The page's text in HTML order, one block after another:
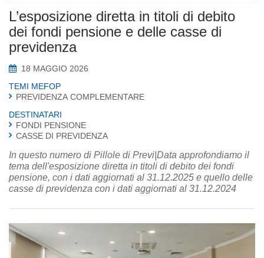
L’esposizione diretta in titoli di debito
dei fondi pensione e delle casse di
previdenza
18 MAGGIO 2026
TEMI MEFOP
PREVIDENZA COMPLEMENTARE
DESTINATARI
FONDI PENSIONE
CASSE DI PREVIDENZA
In questo numero di Pillole di Previ|Data approfondiamo il
tema dell'esposizione diretta in titoli di debito dei fondi
pensione, con i dati aggiornati al 31.12.2025 e quello delle
casse di previdenza con i dati aggiornati al 31.12.2024